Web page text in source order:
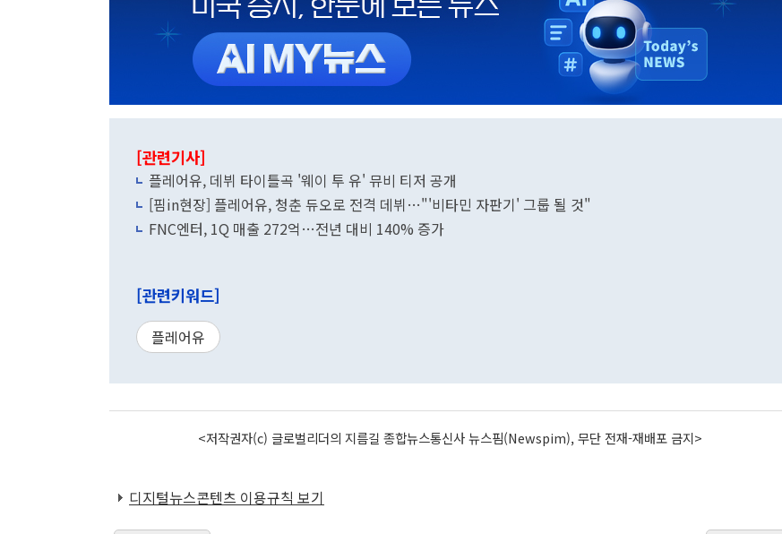
[관련기사]
플레어유, 데뷔 타이틀곡 '웨이 투 유' 뮤비 티저 공개
[핌in현장] 플레어유, 청춘 듀오로 전격 데뷔…"'비타민 자판기' 그룹 될 것"
FNC엔터, 1Q 매출 272억…전년 대비 140% 증가
[관련키워드]
플레어유
<저작권자(c) 글로벌리더의 지름길 종합뉴스통신사 뉴스핌(Newspim), 무단 전재-재배포 금지>
디지털뉴스콘텐츠 이용규칙 보기